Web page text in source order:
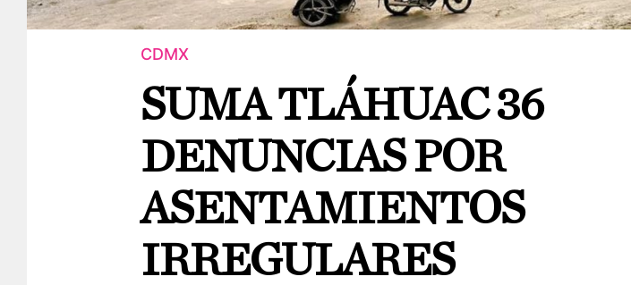
CDMX
SUMA TLÁHUAC 36
DENUNCIAS POR
ASENTAMIENTOS
IRREGULARES